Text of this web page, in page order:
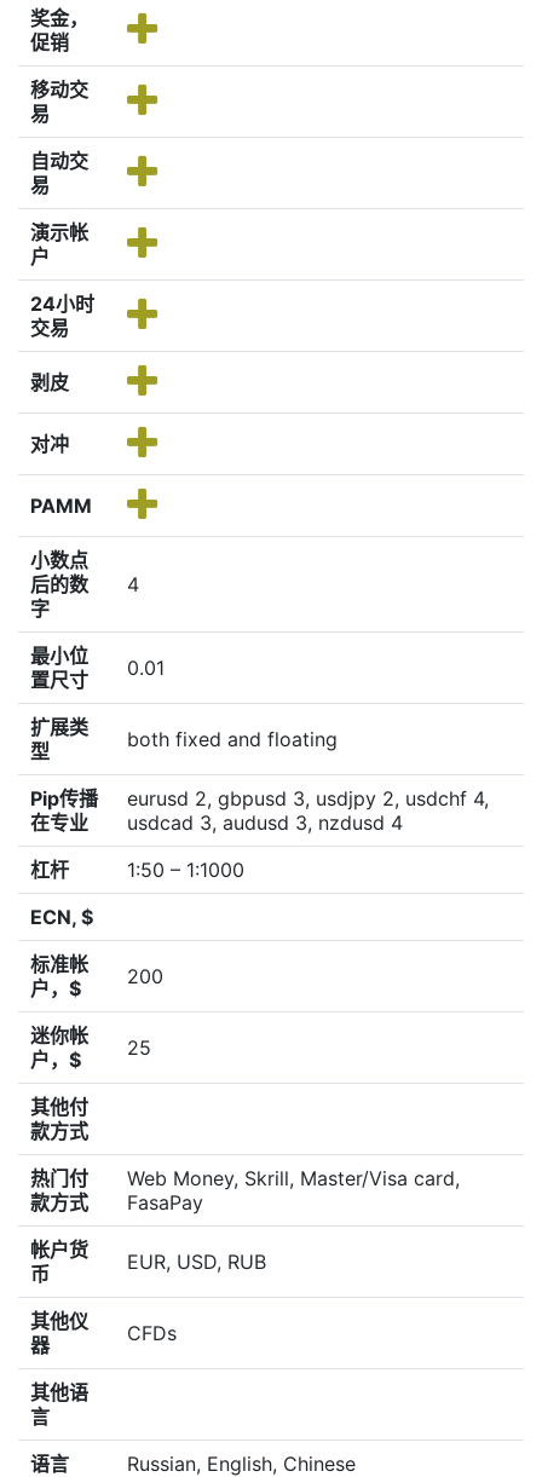
奖金，
促销
移动交
易
自动交
易
演示帐
户
24小时
交易
剥皮
对冲
PAMM
小数点
后的数
字
4
最小位
置尺寸
0.01
扩展类
型
both fixed and floating
Pip传播
在专业
eurusd 2, gbpusd 3, usdjpy 2, usdchf 4,
usdcad 3, audusd 3, nzdusd 4
杠杆
1:50 – 1:1000
ECN, $
标准帐
户，$
200
迷你帐
户，$
25
其他付
款方式
热门付
款方式
Web Money, Skrill, Master/Visa card,
FasaPay
帐户货
币
EUR, USD, RUB
其他仪
器
CFDs
其他语
言
语言
Russian, English, Chinese